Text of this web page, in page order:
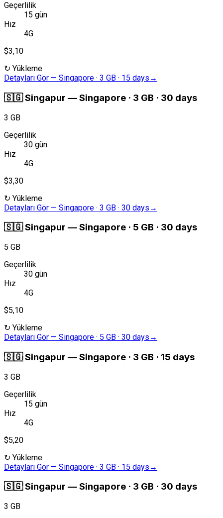
Geçerlilik
15 gün
Hız
4G
$3,10
↻ Yükleme
Detayları Gör — Singapore · 3 GB · 15 days →
🇸🇬Singapur —Singapore · 3 GB · 30 days
3 GB
Geçerlilik
30 gün
Hız
4G
$3,30
↻ Yükleme
Detayları Gör — Singapore · 3 GB · 30 days →
🇸🇬Singapur —Singapore · 5 GB · 30 days
5 GB
Geçerlilik
30 gün
Hız
4G
$5,10
↻ Yükleme
Detayları Gör — Singapore · 5 GB · 30 days →
🇸🇬Singapur —Singapore · 3 GB · 15 days
3 GB
Geçerlilik
15 gün
Hız
4G
$5,20
↻ Yükleme
Detayları Gör — Singapore · 3 GB · 15 days →
🇸🇬Singapur —Singapore · 3 GB · 30 days
3 GB